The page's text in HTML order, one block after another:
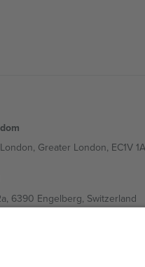
Greater London, EC1V
6390 Engelberg, Switzerland